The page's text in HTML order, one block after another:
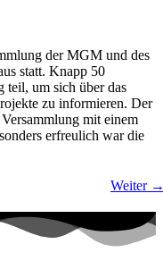
der MGM und des
statt. Knapp 50
teil, um sich über das
zu informieren. Der
mit einem
erfreulich war die
Weiter